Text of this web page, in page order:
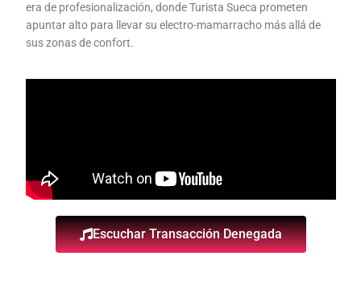
era de profesionalización, donde Turista Sueca prometen
apuntar alto para llevar su electro-mamarracho más allá de
sus zonas de confort.
Escuchar Transacción Denegada